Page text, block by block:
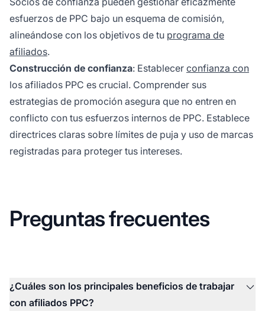
esfuerzos de PPC bajo un esquema de comisión,
alineándose con los objetivos de tu programa de
afiliados.
Construcción de confianza: Establecer confianza con
los afiliados PPC es crucial. Comprender sus
estrategias de promoción asegura que no entren en
conflicto con tus esfuerzos internos de PPC. Establece
directrices claras sobre límites de puja y uso de marcas
registradas para proteger tus intereses.
Preguntas frecuentes
¿Cuáles son los principales beneficios de trabajar
con afiliados PPC?